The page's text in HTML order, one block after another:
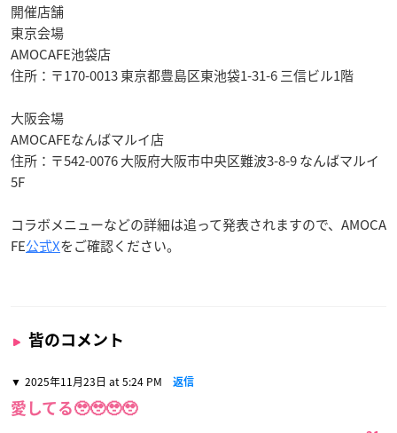
開催店舗
東京会場
AMOCAFE池袋店
住所：〒170-0013 東京都豊島区東池袋1-31-6 三信ビル1階
大阪会場
AMOCAFEなんばマルイ店
住所：〒542-0076 大阪府大阪市中央区難波3-8-9 なんばマルイ
5F
コラボメニューなどの詳細は追って発表されますので、AMOCA
FE公式Xをご確認ください。
皆のコメント
2025年11月23日 at 5:24 PM 返信
愛してる🥹🥹🥹🥹